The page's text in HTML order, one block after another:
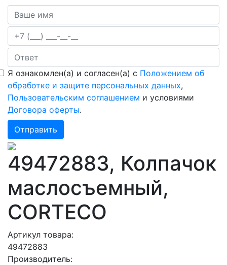
Я ознакомлен(а) и согласен(а) с Положением об
обработке и защите персональных данных,
Пользовательским соглашением и условиями
Договора оферты.
49472883, Колпачок
маслосъемный,
CORTECO
Артикул товара:
49472883
Производитель: